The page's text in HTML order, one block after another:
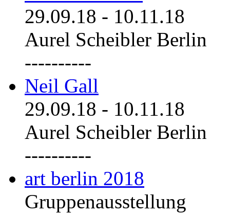
29.09.18 - 10.11.18
Aurel Scheibler Berlin
----------
Neil Gall
29.09.18 - 10.11.18
Aurel Scheibler Berlin
----------
art berlin 2018
Gruppenausstellung